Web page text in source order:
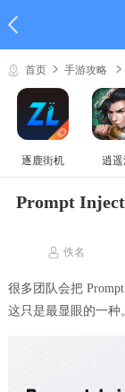
首页 手游攻略
逐鹿街机 逍
Prompt
佚名
很多团队会把
这只是最显眼的一种